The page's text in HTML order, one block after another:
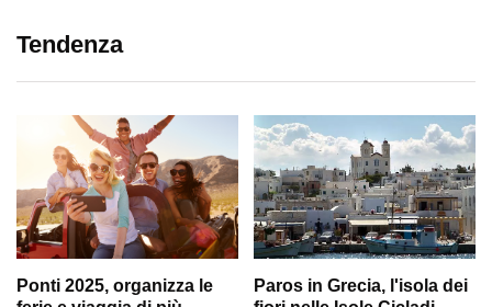
Tendenza
Ponti 2025, organizza le
Paros in Grecia, l'isola dei